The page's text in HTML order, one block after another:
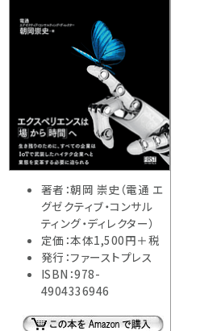
著者：朝岡 崇史（電通 エ
グゼクティブ・コンサル
ティング・ディレクター）
定価：本体1,500円＋税
発行：ファーストプレス
ISBN：978-
4904336946